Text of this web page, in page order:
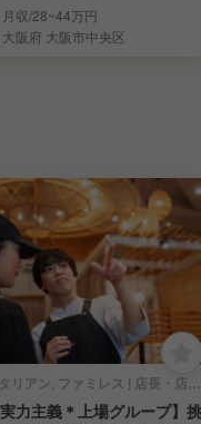
・店長候補
月収/28~44万円
大阪府 大阪市中央区
イタリアン, ファミレス | 店長・店長候補
実力主義＊上場グループ】挑